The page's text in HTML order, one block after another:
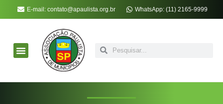
E-mail: contato@apaulista.org.br WhatsApp: (11) 2165-9999